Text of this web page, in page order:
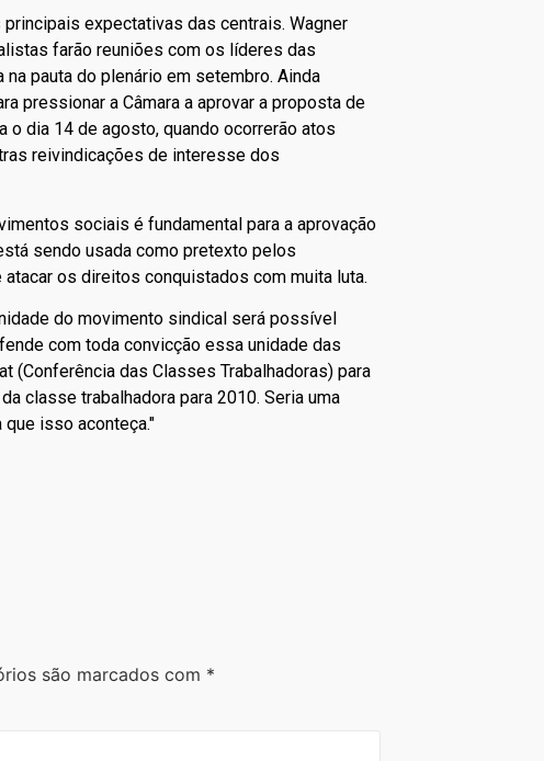
expectativas das centrais. Wagner
farão reuniões com os líderes das
pauta do plenário em setembro. Ainda
pressionar a Câmara a aprovar a proposta de
o dia 14 de agosto, quando ocorrerão atos
reivindicações de interesse dos
sociais é fundamental para a aprovação
sendo usada como pretexto pelos
os direitos conquistados com muita luta.
do movimento sindical será possível
com toda convicção essa unidade das
(Conferência das Classes Trabalhadoras) para
classe trabalhadora para 2010. Seria uma
isso aconteça."
são marcados com *